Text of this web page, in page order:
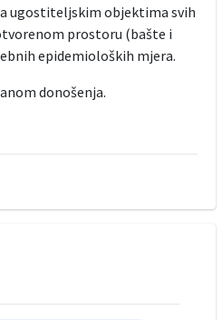
ugostiteljskim objektima svih
prostoru (bašte i
epidemioloških mjera.
donošenja.